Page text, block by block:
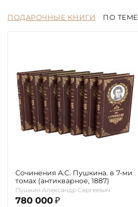
ПОДАРОЧНЫЕ КНИГИ ПО ТЕМЕ
Сочинения А.С. Пушкина. в 7-ми
томах (антикварное, 1887)
Пушкин Александр Сергеевич
780 000 ₽